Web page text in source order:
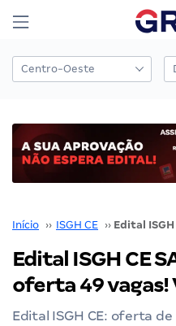
Início ›› ISGH CE ››
Edital ISGH CE
oferta 49 vagas!
Edital ISGH CE: oferta